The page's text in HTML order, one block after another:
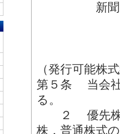
新聞に掲
（発行可能株
第５条 当会社
る。
２ 優先株式
株，普通株式